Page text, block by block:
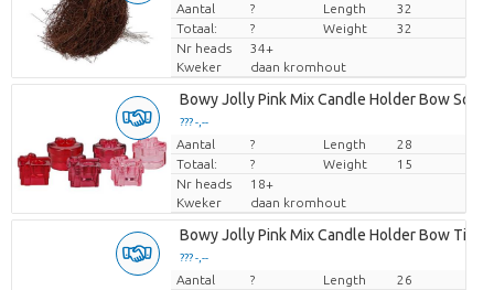
Prijs per stuk
Aantal ? Length
32
Totaal:
? Weight
32
Nr heads
34+
Kweker
daan kromhout
Bowy Jolly Pink Mix Candle Holder Bow
??? -,--
Prijs per stuk
Aantal ? Length
28
Totaal:
? Weight
15
Nr heads
18+
Kweker
daan kromhout
Bowy Jolly Pink Mix Candle Holder Bow Tie
??? -,--
Prijs per stuk
Aantal ? Length
26